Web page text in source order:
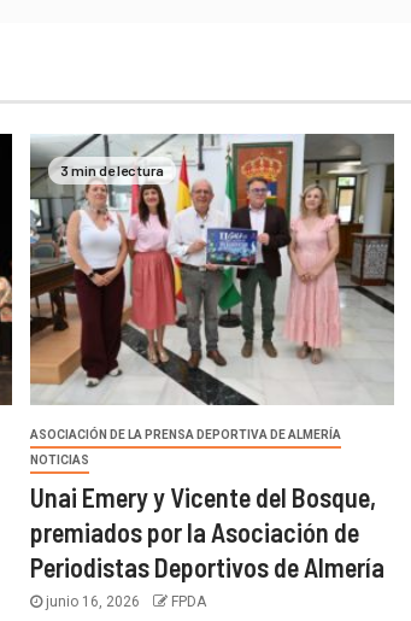
3 min de lectura
ASOCIACIÓN DE LA PRENSA DEPORTIVA DE ALMERÍA
NOTICIAS
Unai Emery y Vicente del Bosque,
premiados por la Asociación de
Periodistas Deportivos de Almería
junio 16, 2026 FPDA